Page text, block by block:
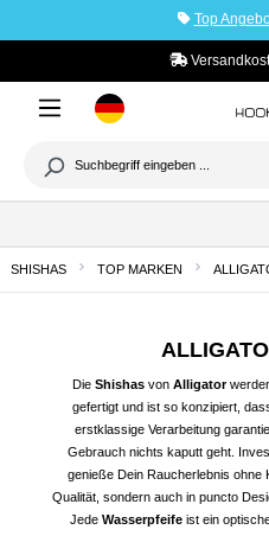
Top
SHISHAS TOP MARKEN
Die Shishas von Alligator
gefertigt und ist so konzipiert,
erstklassige Verarbeitung
Gebrauch nichts kaputt geht.
genieße Dein Raucherlebnis ohne
Qualität, sondern auch in puncto
Jede Wasserpfeife ist ein